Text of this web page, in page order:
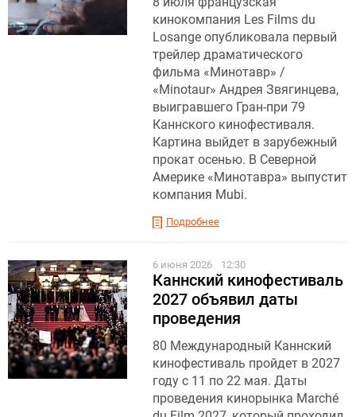
кинокомпания Les Films du
Losange опубликовала первый
трейлер драматического
фильма «Минотавр» /
«Minotaur» Андрея Звягинцева,
выигравшего Гран-при 79
Каннского кинофестиваля.
Картина выйдет в зарубежный
прокат осенью. В Северной
Америке «Минотавра» выпустит
компания Mubi.
Подробнее
6 июня 2026 12:30
Каннский кинофестиваль
2027 объявил даты
проведения
80 Международный Каннский
кинофестиваль пройдет в 2027
году с 11 по 22 мая. Даты
проведения кинорынка Marché